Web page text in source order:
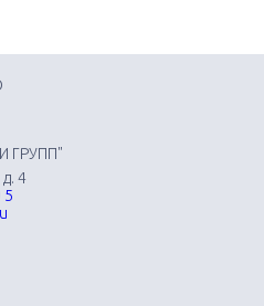
ГРУПП"
4
5